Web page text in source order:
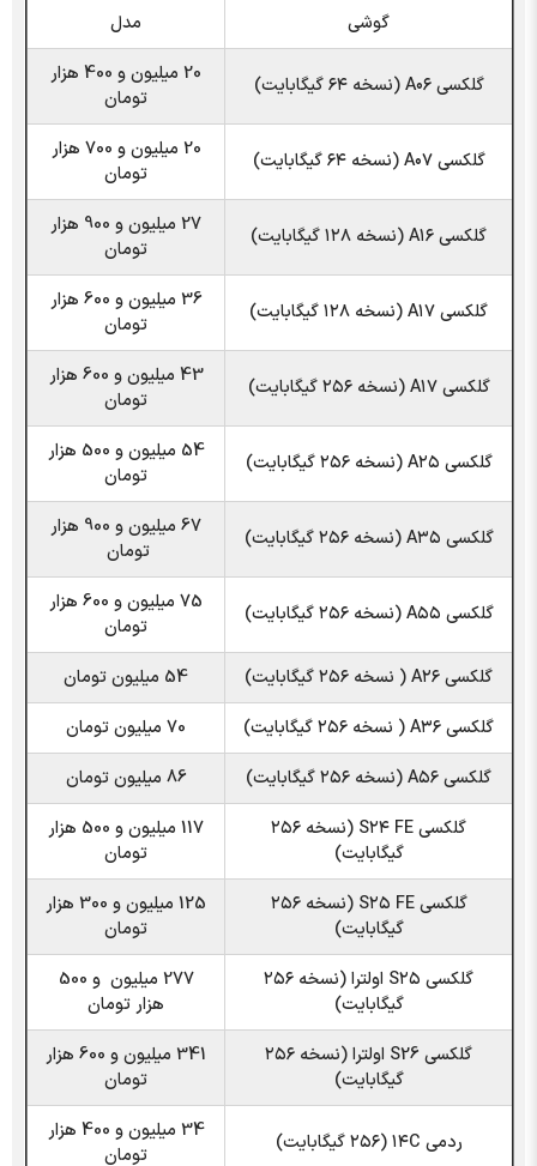
گوشی مدل
گلکسی A۰۶ (نسخه ۶۴ گیگابایت)
20 میلیون و 400 هزار
تومان
گلکسی A۰۷ (نسخه ۶۴ گیگابایت)
20 میلیون و 700 هزار
تومان
گلکسی A۱۶ (نسخه ۱۲۸ گیگابایت)
27 میلیون و 900 هزار
تومان
گلکسی A۱۷ (نسخه ۱۲۸ گیگابایت)
36 میلیون و 600 هزار
تومان
گلکسی A۱۷ (نسخه ۲۵۶ گیگابایت)
43 میلیون و 600 هزار
تومان
گلکسی A۲۵ (نسخه ۲۵۶ گیگابایت)
54 میلیون و 500 هزار
تومان
گلکسی A۳۵ (نسخه ۲۵۶ گیگابایت)
67 میلیون و 900 هزار
تومان
گلکسی A۵۵ (نسخه ۲۵۶ گیگابایت)
75 میلیون و 600 هزار
تومان
گلکسی A۲۶ ( نسخه ۲۵۶ گیگابایت)
54 میلیون تومان
گلکسی A۳۶ ( نسخه ۲۵۶ گیگابایت)
70 میلیون تومان
گلکسی A۵۶ (نسخه ۲۵۶ گیگابایت)
86 میلیون تومان
گلکسی S۲۴ FE (نسخه ۲۵۶
گیگابایت)
117 میلیون و 500 هزار
تومان
گلکسی S۲۵ FE (نسخه ۲۵۶
گیگابایت)
125 میلیون و 300 هزار
تومان
گلکسی S۲۵ اولترا (نسخه ۲۵۶
گیگابایت)
277 میلیون و 500
هزار تومان
گلکسی S26 اولترا (نسخه ۲۵۶
گیگابایت)
341 میلیون و 600 هزار
تومان
ردمی ۱۴C (۲۵۶ گیگابایت)
34 میلیون و 400 هزار
تومان